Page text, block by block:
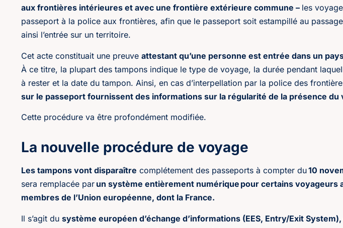
aux frontières intérieures et avec une frontière extérieure commune – les
passeport à la police aux frontières, afin que le passeport soit estampillé au
ainsi l’entrée sur un territoire.
Cet acte constituait une preuve attestant qu’une personne est entrée dans un
À ce titre, la plupart des tampons indique le type de voyage, la durée pendant
à rester et la date du tampon. Ainsi, en cas d’interpellation par la police des
sur le passeport fournissent des informations sur la régularité de la présence du
Cette procédure va être profondément modifiée.
La nouvelle procédure de voyage
Les tampons vont disparaître complétement des passeports à compter du10
sera remplacée par un système entièrement numérique pour certains voyageurs
membres de l’Union européenne, dont la France.
Il s’agit du système européen d’échange d’informations (EES, Entry/Exit